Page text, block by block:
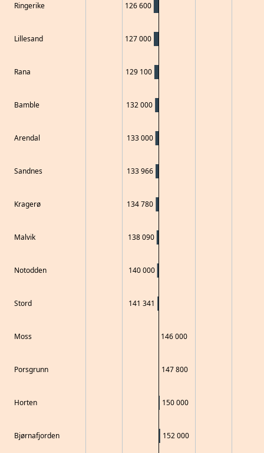
Ringerike
Lillesand
Rana
Bamble
Arendal
Sandnes
Kragerø
Malvik
Notodden
Stord
Moss
Porsgrunn
Horten
Bjørnafjorden
126 600
127 000
129 100
132 000
133 000
133 966
134 780
138 090
140 000
141 341
146 000
147 800
150 000
152 000